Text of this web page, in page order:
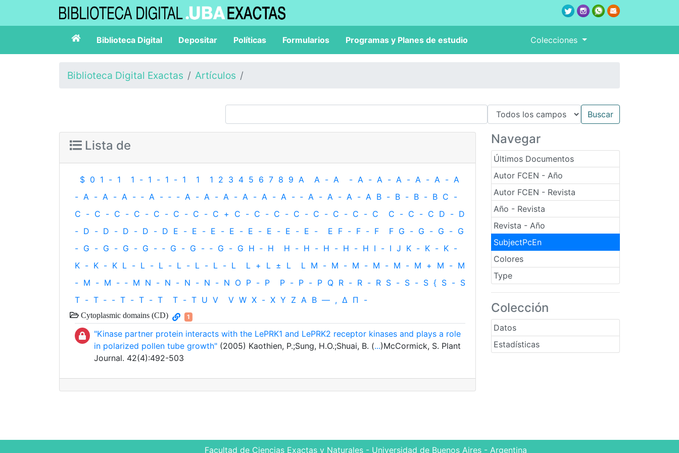
Biblioteca Digital Depositar Políticas Formularios Programas y Planes de estudio Colecciones
Biblioteca Digital Exactas Artículos
Navegar
Últimos Documentos
Autor FCEN - Año
Autor FCEN - Revista
Año - Revista
Revista - Año
SubjectPcEn
Colores
Type
Colección
Datos
Estadísticas
Lista de
$ 0 1 - 1 1 - 1 - 1 - 1 1 1 2 3 4 5 6 7 8 9 A A - A - A - A - A - A - A - A
- A - A - A - ‐ A - ‐ - A - A - A - A - A - A - ‐ A - A - A - A B - B - B - B C -
C - C - C - C - C - C - C - C + C - C - C - C - C - C - C - C C - C - C D - D
- D - D - D - D - D E - E - E - E - E - E - E - E - E F - F - F F G - G - G - G
- G - G - G - G - ‐ G - G - ‐ G - G H ‐ H H - H - H - H - H I - I J K - K - K -
K - K - K L - L - L - L - L - L - L L + L ± L L M - M - M - M - M - M + M - M
- M - M - ‐ M N - N - N - N - N O P - P P - P - P Q R - R - R S - S - S { S - S
T - T ‐ - T - T - T T - T U V V W X - X Y Z Α Β — , Δ Π -
Cytoplasmic domains (CD) 1
"Kinase partner protein interacts with the LePRK1 and LePRK2 receptor kinases and plays a role
in polarized pollen tube growth" (2005) Kaothien, P.;Sung, H.O.;Shuai, B. (...)McCormick, S. Plant
Journal. 42(4):492-503
Facultad de Ciencias Exactas y Naturales - Universidad de Buenos Aires - Argentina